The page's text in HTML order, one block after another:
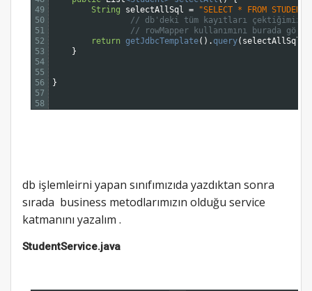
49
50
51
52
53
54
55
56
57
58
String
selectAllSql =
"SELECT * FROM
// db'deki tüm kayıtları çektiğimizde
// rowMapper kullanımını burada
return getJdbcTemplate( ) . query( selectAllSql
}
}
db işlemleirni yapan sınıfımızıda yazdıktan sonra
sırada business metodlarımızın olduğu service
katmanını yazalım .
StudentService.java